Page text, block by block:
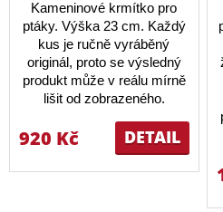
Kameninové krmítko pro
ptáky. Výška 23 cm. Každý
kus je ručně vyráběný
originál, proto se výsledný
produkt může v reálu mírně
lišit od zobrazeného.
DETAIL
920 Kč